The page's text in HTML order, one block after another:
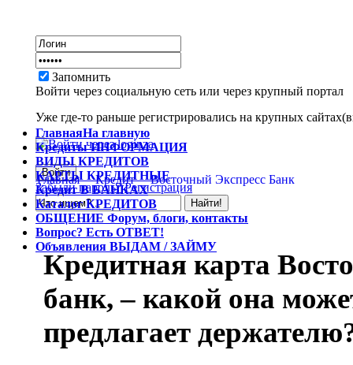
Запомнить
Войти через социальную сеть или через крупный портал
Уже где-то раньше регистрировались на крупных
Забыли пароль? Регистрация
ГлавнаяНа главную
КредитыИНФОРМАЦИЯ
ВИДЫКРЕДИТОВ
КАРТЫ КРЕДИТНЫЕ
КредитВ БАНКАХ
КаталогКРЕДИТОВ
ОБЩЕНИЕ Форум, блоги, контакты
Вопрос? Есть ОТВЕТ!
Объявления ВЫДАМ / ЗАЙМУ
Главная Кредит Восточный Экспресс Банк
Кредитная карта
банк, – какой она
предлагает